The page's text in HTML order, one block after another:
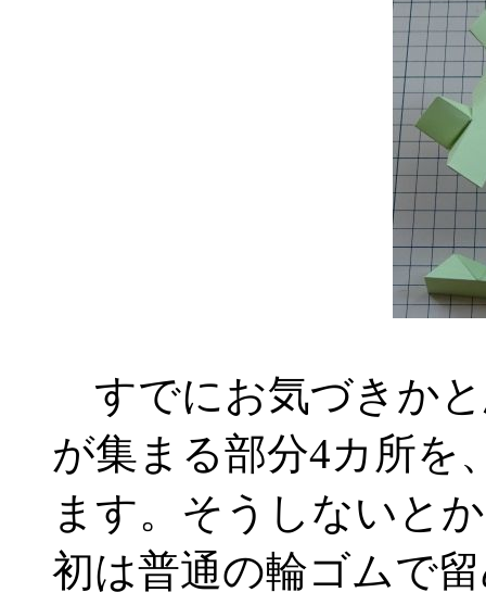
すでにお気づきか
が集まる部分4カ所を
ます。そうしないと
初は普通の輪ゴムで